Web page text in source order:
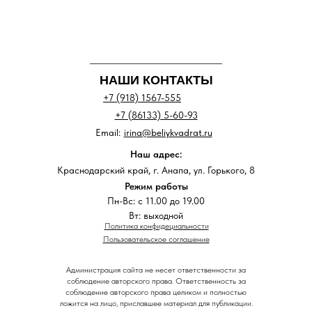
Политика конфидециальности
Пользовательское соглашение
НАШИ КОНТАКТЫ
+7 (918) 1567-555
+7 (86133) 5-60-93
Наш адрес:
Краснодарский край, г. Анапа, ул. Горького, 8
Администрация сайта не несет ответственности за
соблюдение авторского права. Ответственность за
соблюдение авторского права целиком и полностью
ложится на лицо, приславшее материал для публикации.
Режим работы
Пн-Вс: с 11.00 до 19.00
Вт: выходной
irina@beliykvadrat.ru
Email: